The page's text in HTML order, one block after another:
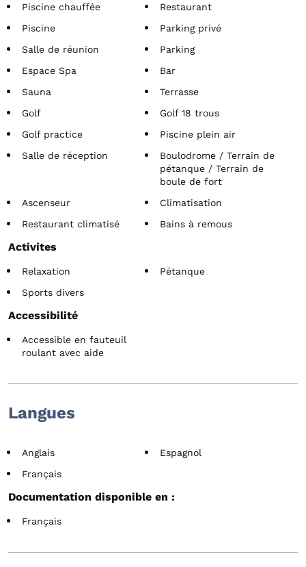
Piscine chauffée
Restaurant
Piscine
Parking privé
Salle de réunion
Parking
Espace Spa
Bar
Sauna
Terrasse
Golf
Golf 18 trous
Golf practice
Piscine plein air
Salle de réception
Boulodrome / Terrain de
pétanque / Terrain de
boule de fort
Ascenseur
Climatisation
Restaurant climatisé
Bains à remous
Activites
Relaxation
Pétanque
Sports divers
Accessibilité
Accessible en fauteuil
roulant avec aide
Langues
Anglais
Espagnol
Français
Documentation disponible en :
Français